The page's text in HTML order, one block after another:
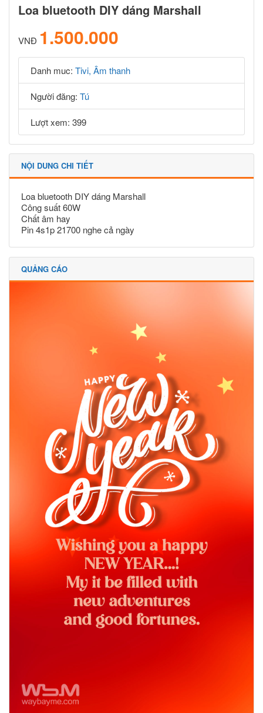
Loa bluetooth DIY dáng Marshall
VNĐ 1.500.000
Danh muc: Tivi, Âm thanh
Người đăng: Tú
Lượt xem: 399
NỘI DUNG CHI TIẾT
Loa bluetooth DIY dáng Marshall
Công suất 60W
Chất âm hay
Pin 4s1p 21700 nghe cả ngày
QUẢNG CÁO